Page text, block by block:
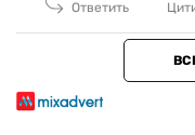
Ответить